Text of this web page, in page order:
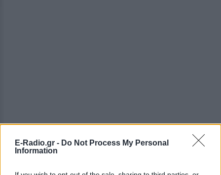
E-Radio.gr - Do Not Process My Personal
Information
ΔΕΙΤΕ ΕΠΙΣΗΣ